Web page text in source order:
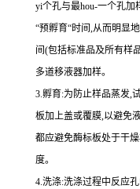
yi个孔与最hou-一个孔加
“预孵育“时间 ,从而明显
间 (包括标准品及所有样
多道移液器加样。
3.孵育:为防止样品蒸发,
板加上盖或覆膜,以避免
都应避免酶标板处于干
度。
4.洗涤:洗涤过程中反应